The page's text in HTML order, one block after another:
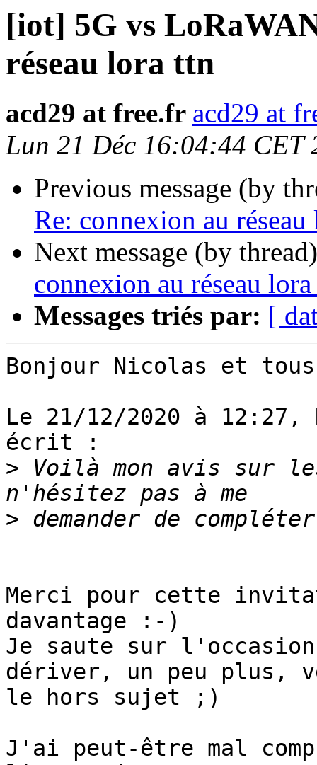
[iot] 5G vs
réseau lora ttn
acd29 at free.fr acd29 at
Lun 21 Déc 16:04:44 CET
Previous message (by
Re: connexion au
Next message (by
connexion au réseau
Messages triés par: [
Bonjour Nicolas et
Le 21/12/2020 à
écrit :
> Voilà mon avis sur
>
Merci pour cette
davantage :-)
Je saute sur
dériver, un peu plus,
le hors sujet ;)
J'ai peut-être mal